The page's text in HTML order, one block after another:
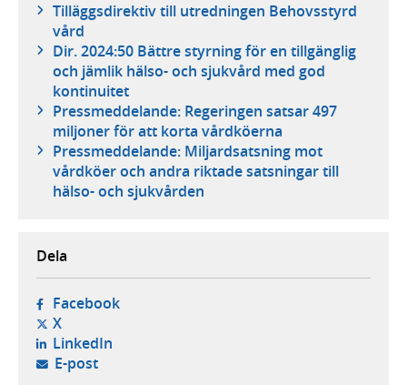
Tilläggsdirektiv till utredningen Behovsstyrd
vård
Dir. 2024:50 Bättre styrning för en tillgänglig
och jämlik hälso- och sjukvård med god
kontinuitet
Pressmeddelande: Regeringen satsar 497
miljoner för att korta vårdköerna
Pressmeddelande: Miljardsatsning mot
vårdköer och andra riktade satsningar till
hälso- och sjukvården
Dela
Facebook- öppnas i ny flik, extern webbplats,
X- öppnas i ny flik, extern webbplats,
LinkedIn- öppnas i ny flik, extern webbplats,
E-post- öppnar din e-postklient,